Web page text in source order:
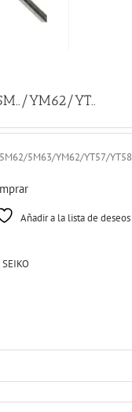
YM62/YT..
5M63/YM62/YT57/YT58
Añadir a la lista de deseos